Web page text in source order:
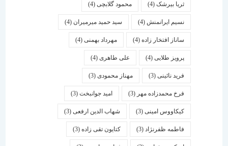
ثریا بیرشک (4) محمود گلابچی(4)
نسیم ایرانمنش (4) سید حمید میرمیران (4)
ساناز افتخار زاده(4) مهرداد بهمنی (4)
پرویز طلایی(4) علی طاهری(4)
فرید نائینی(3) مهناز محمودی (3)
فرخ محمدزاده مهر(3) امید جوانبخت(3)
کیکاووس امینی(3) شهاب الدین ارفعی(3)
فاطمه ظفرنژاد(3) کتایون تقی زاده(3)